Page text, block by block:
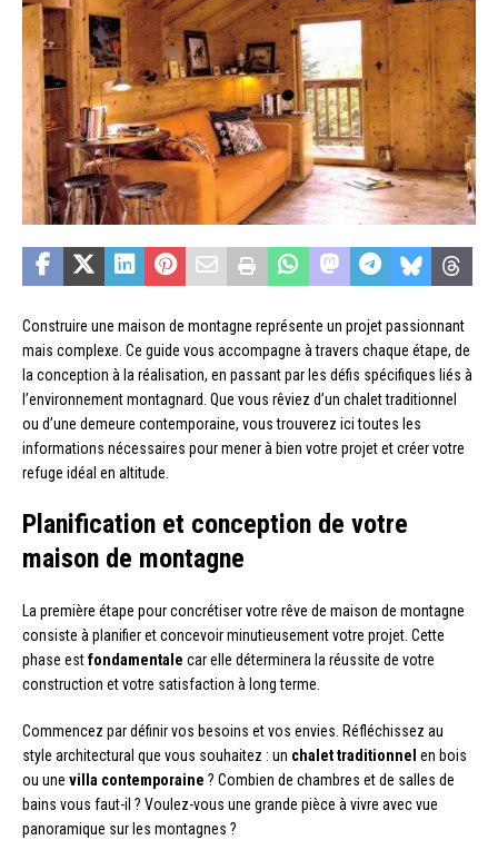
Construire une maison de montagne représente un projet passionnant
mais complexe. Ce guide vous accompagne à travers chaque étape, de
la conception à la réalisation, en passant par les défis spécifiques liés à
l’environnement montagnard. Que vous rêviez d’un chalet traditionnel
ou d’une demeure contemporaine, vous trouverez ici toutes les
informations nécessaires pour mener à bien votre projet et créer votre
refuge idéal en altitude.
Planification et conception de votre
maison de montagne
La première étape pour concrétiser votre rêve de maison de montagne
consiste à planifier et concevoir minutieusement votre projet. Cette
phase estfondamentale car elle déterminera la réussite de votre
construction et votre satisfaction à long terme.
Commencez par définir vos besoins et vos envies. Réfléchissez au
style architectural que vous souhaitez : un chalet traditionnel en bois
ou une villa contemporaine ? Combien de chambres et de salles de
bains vous faut-il ? Voulez-vous une grande pièce à vivre avec vue
panoramique sur les montagnes ?